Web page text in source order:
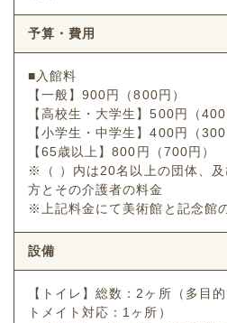
予算・費用
■入館料
【一般】900円（800円）
【高校生・大学生】500円（400
【小学生・中学生】400円（300
【65歳以上】800円（700円）
※（ ）内は20名以上の団体、
方とその介護者の料金
※上記料金にて美術館と記念館
設備
【トイレ】総数：2ヶ所（多目
トメイト対応：1ヶ所）